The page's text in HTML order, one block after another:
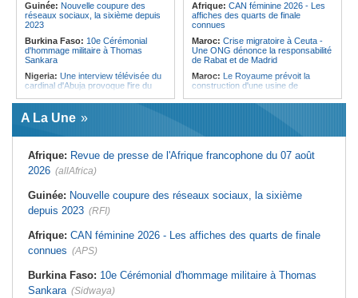
Guinée: Nouvelle coupure des
réseaux sociaux, la sixième depuis
2023
Burkina Faso: 10e Cérémonial
d'hommage militaire à Thomas
Sankara
Nigeria: Une interview télévisée du
cardinal d'Abuja provoque l'ire du
Afrique de l'Ouest:
22 milliards de FCFA en obligations
l'UEMOA
Cote d'Ivoire:Le retour du tambour
parleur «Djidji Ayôkwé» prend une
dimension politique
Guinée:
Le président dissipe les
doutes concernant son état de
santé dans un message publié sur X
l'assurance pour tous - Le pacte de
- Les retards du calendrier
alimentent les soupçons d'un report
Afrique: CAN féminine 2026 - Les
affiches des quarts de finale
connues
Maroc: Crise migratoire à Ceuta -
Une ONG dénonce la responsabilité
de Rabat et de Madrid
Maroc: Le Royaume prévoit la
construction d'une usine de
déchets à Casablanca
agents de sécurité, selon des
associations
Maroc:Au-délà du communiqué -
de Sebta
Tunisie: Basket - Eliminatoires
A La Une
Afrique: Revue de presse de l'Afrique francophone du 07 août
2026 (allAfrica)
Guinée: Nouvelle coupure des réseaux sociaux, la sixième
depuis 2023 (RFI)
Afrique: CAN féminine 2026 - Les affiches des quarts de finale
connues (APS)
Burkina Faso: 10e Cérémonial d'hommage militaire à Thomas
Sankara (Sidwaya)